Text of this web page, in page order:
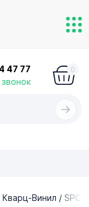
47 77
звонок
0
Кварц-Винил / SPC